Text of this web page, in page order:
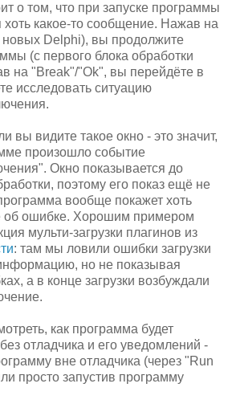
о том, что при запуске программы
хоть какое-то сообщение. Нажав на
новых Delphi), вы продолжите
(с первого блока обработки
на "Break"/"Ok", вы перейдёте в
исследовать ситуацию
вы видите такое окно - это значит,
произошло событие
Окно показывается до
поэтому его показ ещё не
вообще покажет хоть
об ошибке. Хорошим примером
мульти-загрузки плагинов из
: там мы ловили ошибки загрузки
но не показывая
а в конце загрузки возбуждали
как программа будет
отладчика и его уведомлений -
вне отладчика (через "Run
просто запустив программу